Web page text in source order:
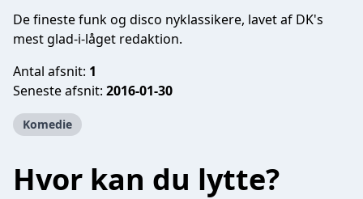
De fineste funk og disco nyklassikere, lavet af DK's
mest glad-i-låget redaktion.
Antal afsnit: 1
Seneste afsnit: 2016-01-30
Komedie
Hvor kan du lytte?